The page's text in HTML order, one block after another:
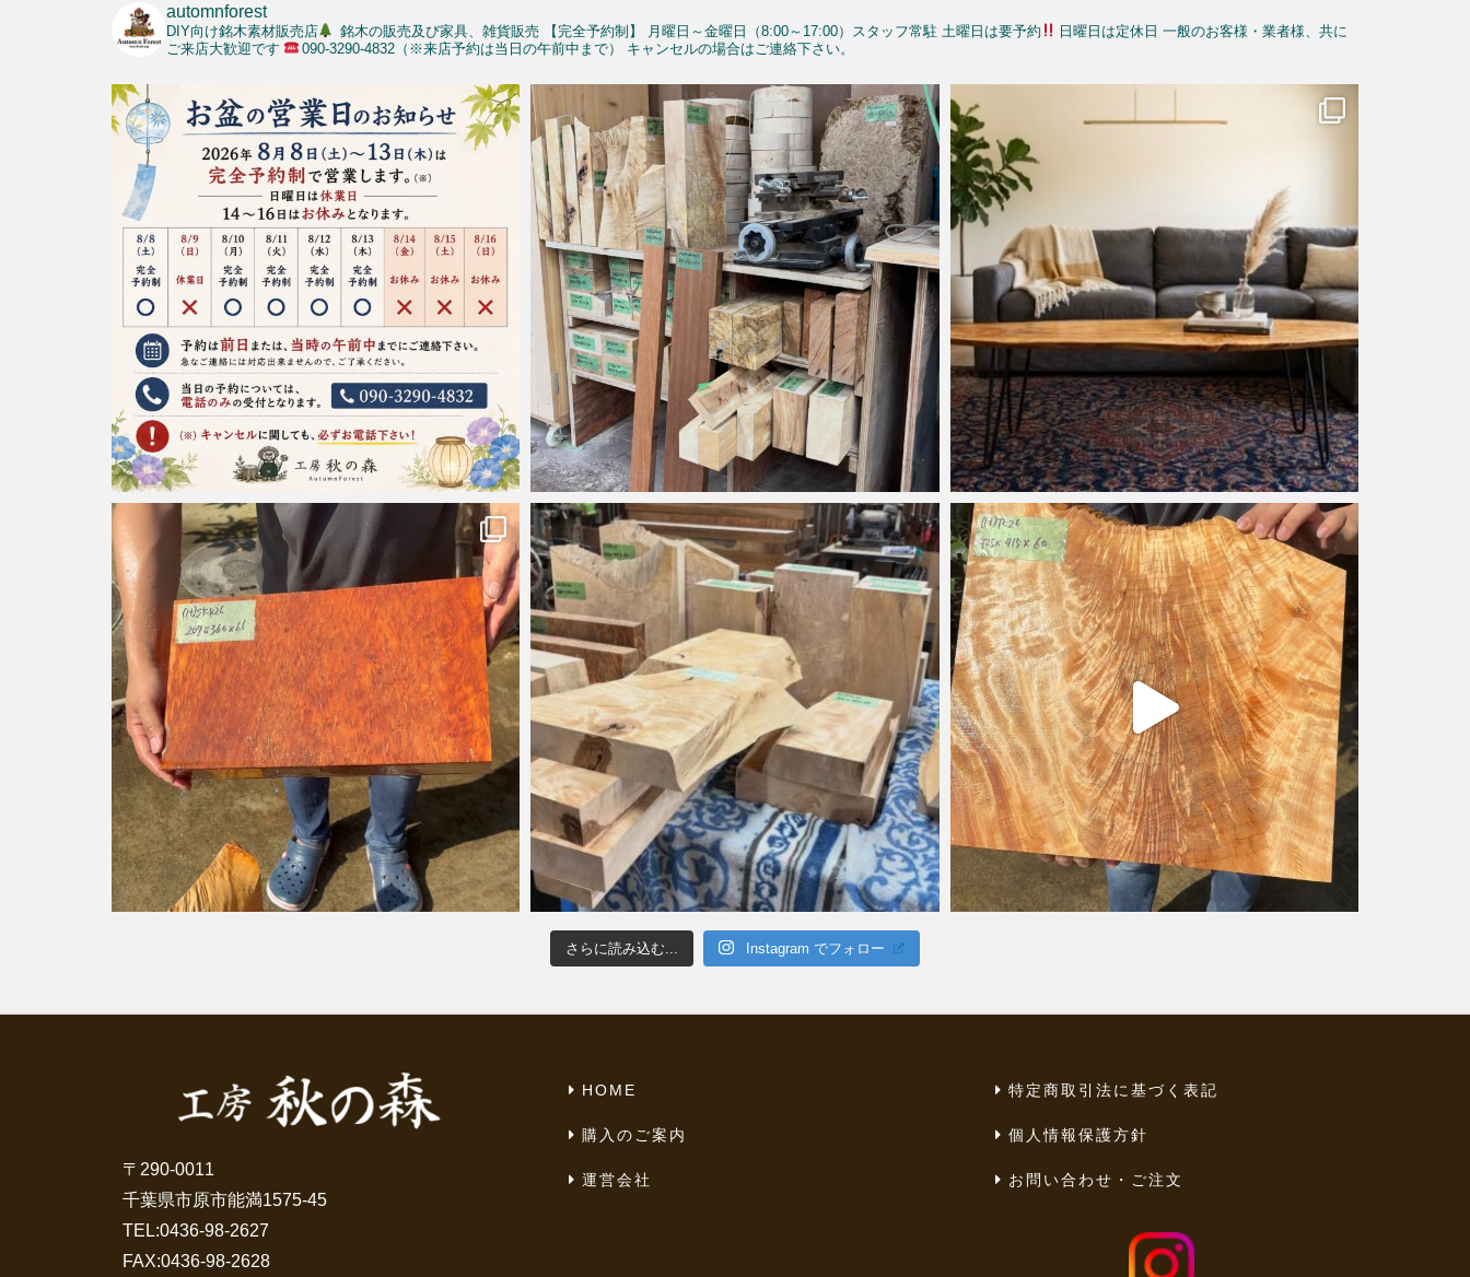
automnforest
DIY向け銘木素材販売店 銘木の販売及び家具、雑貨販売 【完全予約制】 月曜日～金曜日（8:00～17:00）スタッフ常駐 土曜日は要予約 日曜日は定休日 一般のお客様・業者様、共に
ご来店大歓迎です
090-3290-4832（※来店予約は当日の午前中まで） キャンセルの場合はご連絡下さい。
さらに読み込む... Instagram でフォロー
〒290-0011
千葉県市原市能満1575-45
TEL:0436-98-2627
FAX:0436-98-2628
HOME
購入のご案内
運営会社
特定商取引法に基づく表記
個人情報保護方針
お問い合わせ・ご注文